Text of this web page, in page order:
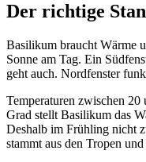
Der richtige
Basilikum braucht Wärme
Sonne am Tag. Ein
geht auch. Nordfenster
Temperaturen zwischen
Grad stellt Basilikum das
Deshalb im Frühling nicht
stammt aus den Tropen